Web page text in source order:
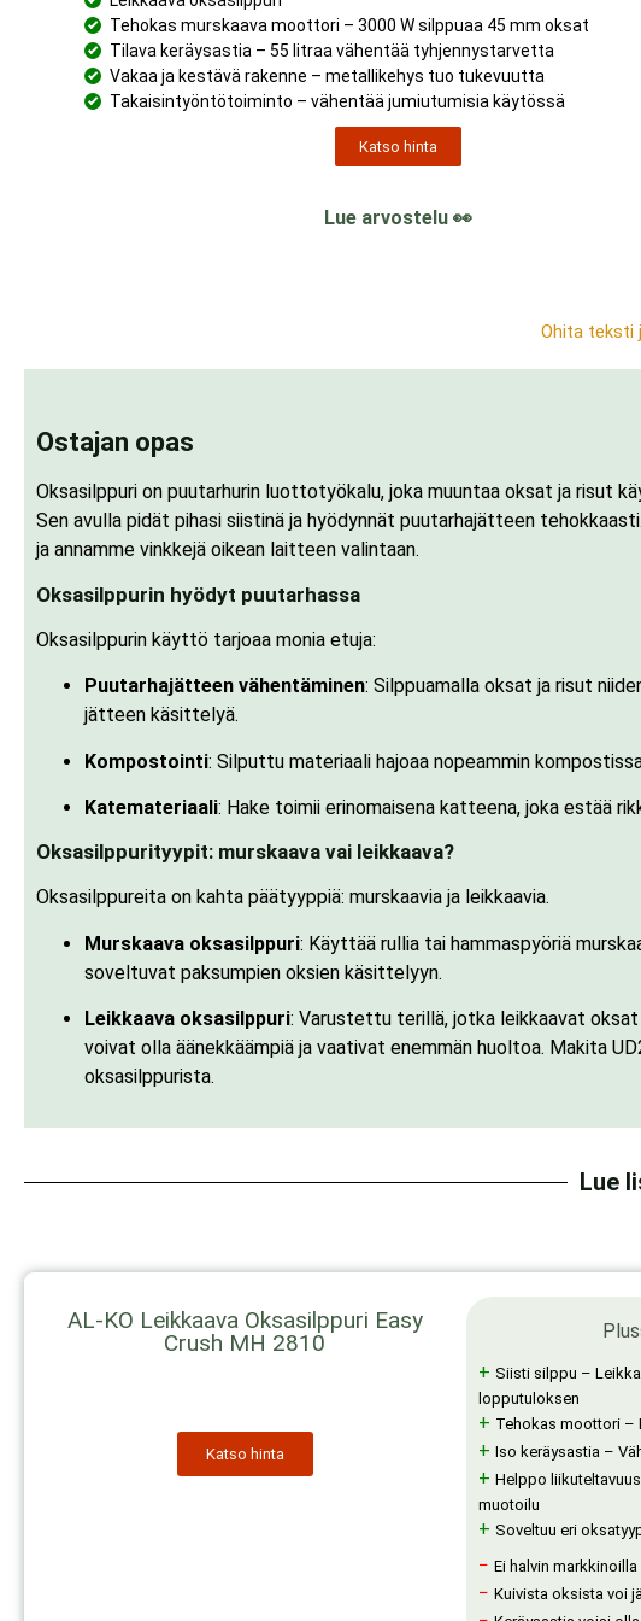
Tehokas murskaava moottori – 3000 W silppuaa 45 mm oksat
Tilava keräysastia – 55 litraa vähentää tyhjennystarvetta
Vakaa ja kestävä rakenne – metallikehys tuo tukevuutta
Takaisintyöntötoiminto – vähentää jumiutumisia käytössä
Katso hinta
Lue arvostelu 👀
Ohita teksti
Ostajan opas
Oksasilppuri on puutarhurin luottotyökalu, joka muuntaa oksat ja risut
Sen avulla pidät pihasi siistinä ja hyödynnät puutarhajätteen
ja annamme vinkkejä oikean laitteen valintaan.
Oksasilppurin hyödyt puutarhassa
Oksasilppurin käyttö tarjoaa monia etuja:
Puutarhajätteen vähentäminen: Silppuamalla oksat ja risut
jätteen käsittelyä.
Kompostointi: Silputtu materiaali hajoaa nopeammin
Katemateriaali: Hake toimii erinomaisena katteena, joka estää
Oksasilppurityypit: murskaava vai leikkaava?
Oksasilppureita on kahta päätyyppiä: murskaavia ja leikkaavia.
Murskaava oksasilppuri: Käyttää rullia tai hammaspyöriä
soveltuvat paksumpien oksien käsittelyyn.
Leikkaava oksasilppuri: Varustettu terillä, jotka leikkaavat
voivat olla äänekkäämpiä ja vaativat enemmän huoltoa. Makita
oksasilppurista.
Lue
AL-KO Leikkaava Oksasilppuri Easy
Crush MH 2810
Katso hinta
+ Siisti silppu –
lopputuloksen
+ Tehokas moottori –
+ Iso keräysastia –
+ Helppo
muotoilu
+ Soveltuu eri
− Ei halvin markkinoilla
− Kuivista oksista voi